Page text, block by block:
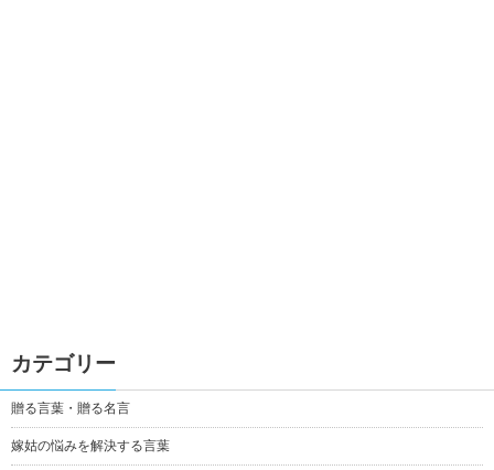
カテゴリー
贈る言葉・贈る名言
嫁姑の悩みを解決する言葉